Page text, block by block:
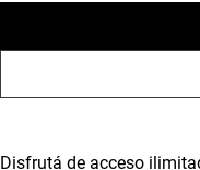
Disfrutá de acceso